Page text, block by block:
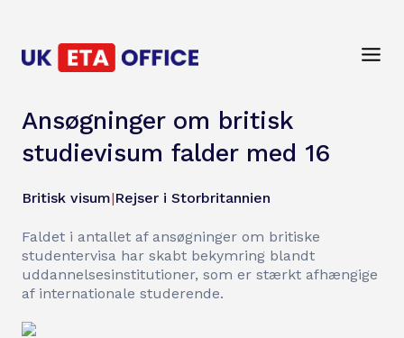
Ansøgninger om britisk
studievisum falder med 16
Britisk visum|Rejser i Storbritannien
Faldet i antallet af ansøgninger om britiske
studentervisa har skabt bekymring blandt
uddannelsesinstitutioner, som er stærkt afhængige
af internationale studerende.